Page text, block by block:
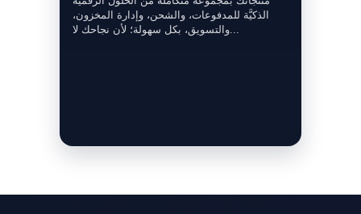
الذكيَّة للمدفوعات، والشحن، وإدارة المخزون،
والتسويق، بكل سهولة؛ لأن نجاحك لا...